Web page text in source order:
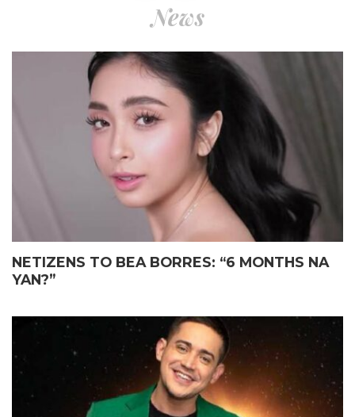
News
NETIZENS TO BEA BORRES: “6 MONTHS NA
YAN?”